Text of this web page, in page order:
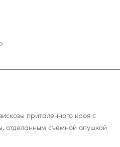
приталенного кроя с
отделанным съемной опушкой